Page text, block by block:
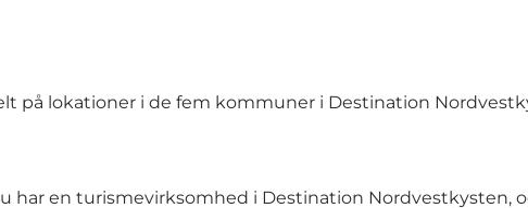
på lokationer i de fem kommuner i Destination
har en turismevirksomhed i Destination